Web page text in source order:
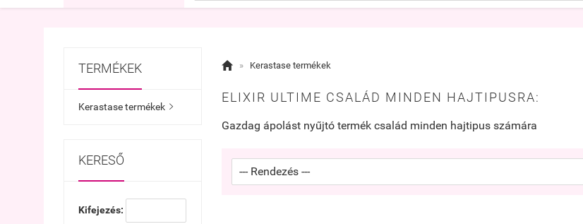
TERMÉKEK
Kerastase termékek 
KERESŐ
Kifejezés:
 » Kerastase termékek
ELIXIR ULTIME CSALÁD MINDEN HAJTIPUSRA:
Gazdag ápolást nyűjtó termék család minden hajtipus számára